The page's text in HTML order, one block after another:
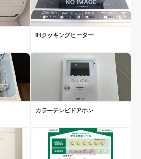
IHクッキングヒーター
カラーテレビドアホン